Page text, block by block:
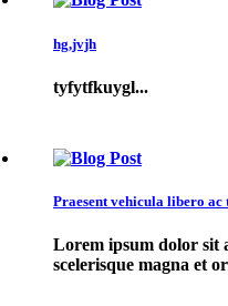
hg,jvjh
tyfytfkuygl...
Praesent vehicula libero
Lorem ipsum dolor sit
scelerisque magna et